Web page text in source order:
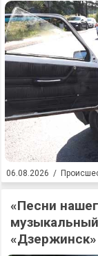
06.08.2026 /
«Песни
«Дзержинск»